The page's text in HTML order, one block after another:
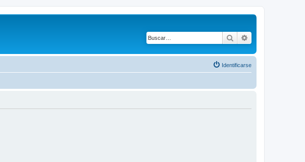
Buscar
Identificarse